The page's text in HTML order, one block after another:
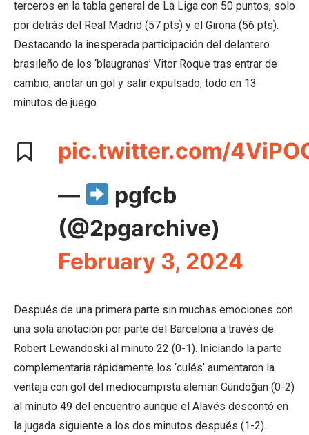
terceros en la tabla general de La Liga con 50 puntos, solo
por detrás del Real Madrid (57 pts) y el Girona (56 pts).
Destacando la inesperada participación del delantero
brasileño de los ‘blaugranas’ Vitor Roque tras entrar de
cambio, anotar un gol y salir expulsado, todo en 13
minutos de juego.
pic.twitter.com/
—
pgfcb
(@2pgarchive)
February 3, 2024
Después de una primera parte sin muchas emociones con
una sola anotación por parte del Barcelona a través de
Robert Lewandoski al minuto 22 (0-1). Iniciando la parte
complementaria rápidamente los ‘culés’ aumentaron la
ventaja con gol del mediocampista alemán Gündoğan (0-2)
al minuto 49 del encuentro aunque el Alavés descontó en
la jugada siguiente a los dos minutos después (1-2).